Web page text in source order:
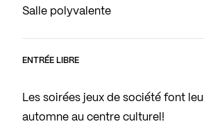
Salle polyvalente
ENTRÉE LIBRE
Les soirées jeux de société font
automne au centre culturel!